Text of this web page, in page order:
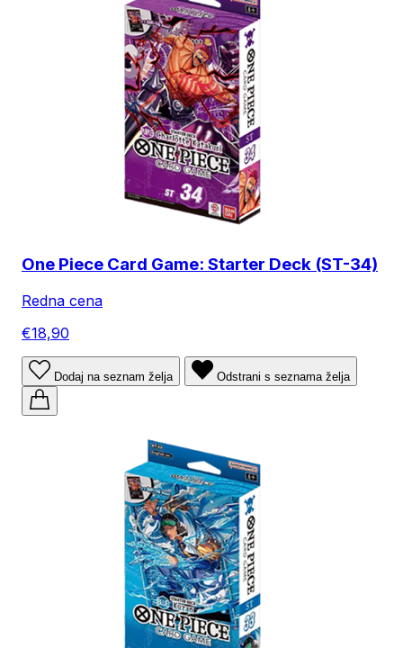
One Piece Card Game: Starter Deck (ST-34)
Redna cena
€18,90
Dodaj na seznam želja Odstrani s seznama želja